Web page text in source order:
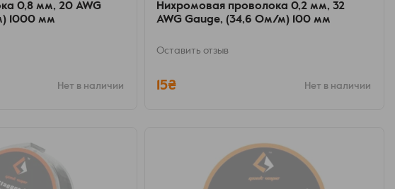
0,8 мм, 20 AWG
1000 мм
Нет в наличии
Нихромовая проволока 0,2 мм, 32
AWG Gauge, (34,6 Ом/м) 100 мм
Оставить отзыв
15₴ Нет в наличии